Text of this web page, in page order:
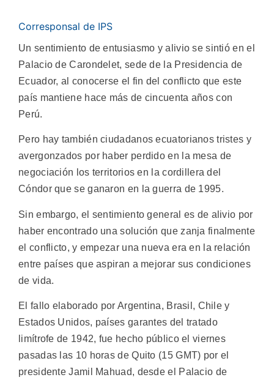
Corresponsal de IPS
Un sentimiento de entusiasmo y alivio se sintió en el
Palacio de Carondelet, sede de la Presidencia de
Ecuador, al conocerse el fin del conflicto que este
país mantiene hace más de cincuenta años con
Perú.
Pero hay también ciudadanos ecuatorianos tristes y
avergonzados por haber perdido en la mesa de
negociación los territorios en la cordillera del
Cóndor que se ganaron en la guerra de 1995.
Sin embargo, el sentimiento general es de alivio por
haber encontrado una solución que zanja finalmente
el conflicto, y empezar una nueva era en la relación
entre países que aspiran a mejorar sus condiciones
de vida.
El fallo elaborado por Argentina, Brasil, Chile y
Estados Unidos, países garantes del tratado
limítrofe de 1942, fue hecho público el viernes
pasadas las 10 horas de Quito (15 GMT) por el
presidente Jamil Mahuad, desde el Palacio de